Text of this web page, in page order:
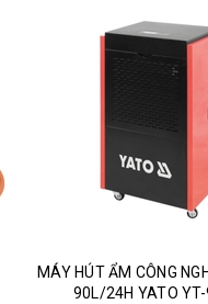
MÁY HÚT ẨM CÔNG
90L/24H YATO